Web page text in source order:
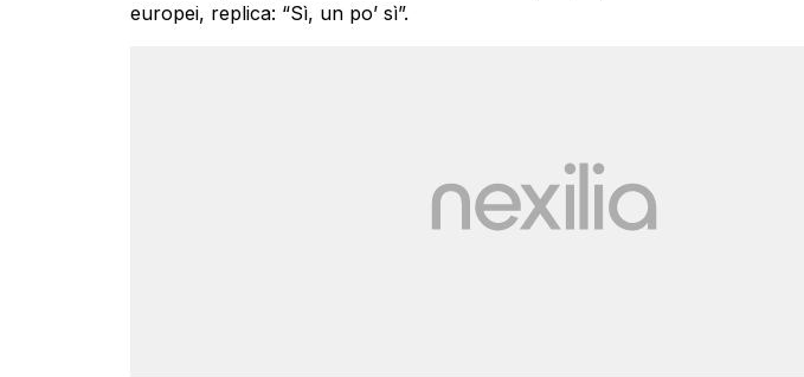
europei, replica: “Sì, un po’ sì”.